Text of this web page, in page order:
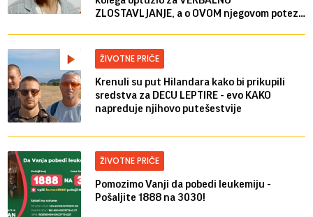
ZLOSTAVLJANJE, a o OVOM njegovom potezu
ŽIVOTNE PRIČE
Krenuli su put Hilandara kako bi prikupili
sredstva za DECU LEPTIRE - evo KAKO
napreduje njihovo putešestvije
ŽIVOTNE PRIČE
Pomozimo Vanji da pobedi leukemiju -
Pošaljite 1888 na 3030!